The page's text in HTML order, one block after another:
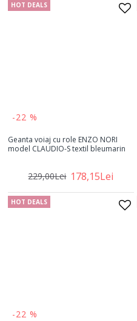
HOT DEALS
-22 %
Geanta voiaj cu role ENZO NORI
model CLAUDIO-S textil bleumarin
178,15Lei
229,00Lei
HOT DEALS
-22 %